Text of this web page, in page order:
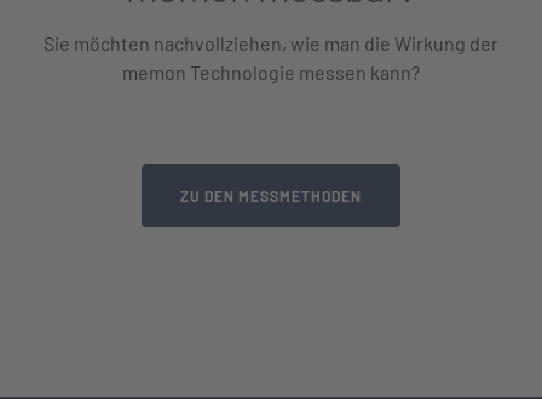
Sie möchten nachvollziehen, wie man die Wirkung der
memon Technologie messen kann?
ZU DEN MESSMETHODEN